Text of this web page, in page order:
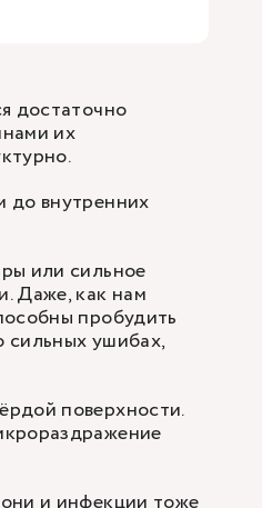
достаточно
их
до внутренних
или сильное
Даже, как нам
пробудить
сильных ушибах,
поверхности.